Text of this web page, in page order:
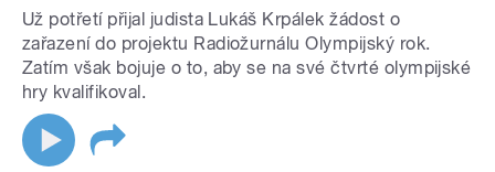
Už potřetí přijal judista Lukáš Krpálek žádost o
zařazení do projektu Radiožurnálu Olympijský rok.
Zatím však bojuje o to, aby se na své čtvrté olympijské
hry kvalifikoval.